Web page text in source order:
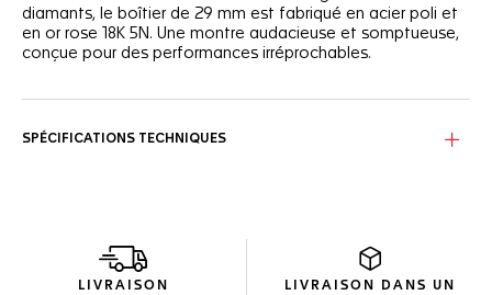
diamants, le boîtier de 29 mm est fabriqué en acier poli et
en or rose 18K 5N. Une montre audacieuse et somptueuse,
conçue pour des performances irréprochables.
le bracelet. Une élégance ambitieuse dans toute sa
Grâce à son étanchéité à 100 mètres et à son robuste
bracelet en forme de H en acier et or rose, cette montre
SPÉCIFICATIONS TECHNIQUES
LIVRAISON
LIVRAISON DANS UN